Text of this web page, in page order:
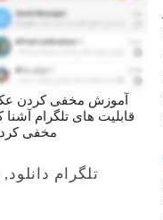
آموزش مخفی کردن عکس
قابلیت های تلگرام آشنا
مخفی
تلگرام دانلود,